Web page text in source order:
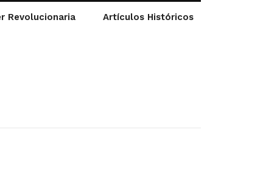
Revolucionaria Artículos Históricos